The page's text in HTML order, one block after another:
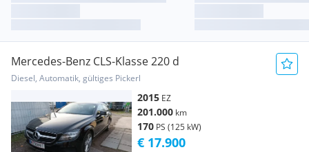
Mercedes-Benz CLS-Klasse 220 d
Diesel, Automatik, gültiges Pickerl
2015 EZ
201.000 km
170 PS (125 kW)
€ 17.900